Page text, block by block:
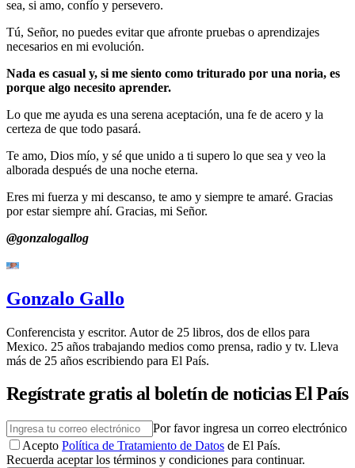
sea, si amo, confío y persevero.
Tú, Señor, no puedes evitar que afronte pruebas o aprendizajes
necesarios en mi evolución.
Nada es casual y, si me siento como triturado por una noria, es
porque algo necesito aprender.
Lo que me ayuda es una serena aceptación, una fe de acero y la
certeza de que todo pasará.
Te amo, Dios mío, y sé que unido a ti supero lo que sea y veo la
alborada después de una noche eterna.
Eres mi fuerza y mi descanso, te amo y siempre te amaré. Gracias
por estar siempre ahí. Gracias, mi Señor.
@gonzalogallog
Gonzalo Gallo
Conferencista y escritor. Autor de 25 libros, dos de ellos para
Mexico. 25 años trabajando medios como prensa, radio y tv. Lleva
más de 25 años escribiendo para El País.
Regístrate gratis al boletín de noticias El País
Por favor ingresa un correo electrónico
Acepto Política de Tratamiento de Datos de El País.
Recuerda aceptar los términos y condiciones para continuar.